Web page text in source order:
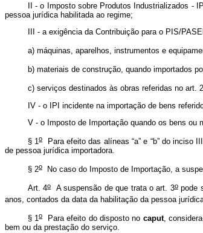
II - o Imposto sobre Produtos Industrializados -
pessoa jurídica habilitada ao regime;
III - a exigência da Contribuição para o PIS/
a) máquinas, aparelhos, instrumentos e
b) materiais de construção, quando importados
c) serviços destinados às obras referidas no art. 2
IV - o IPI incidente na importação de bens
V - o Imposto de Importação quando os bens ou
§ 1o
Para efeito das alíneas “a” e “b” do inciso
de pessoa jurídica importadora.
§ 2oNo caso do Imposto de Importação, a
Art. 4oA suspensão de que trata o art. 3opode
anos, contados da data da habilitação da pessoa
§ 1oPara efeito do disposto no caput,
bem ou da prestação do serviço.